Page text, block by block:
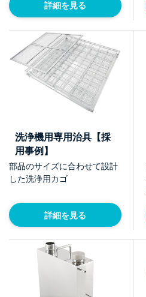
詳細を見る
洗浄機用専用治具【採
用事例】
部品のサイズに合わせて設計
した洗浄用カゴ
詳細を見る